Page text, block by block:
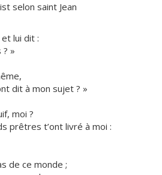
selon saint Jean
lui dit :
»
dit à mon sujet ? »
moi ?
prêtres t’ont livré à moi :
de ce monde ;